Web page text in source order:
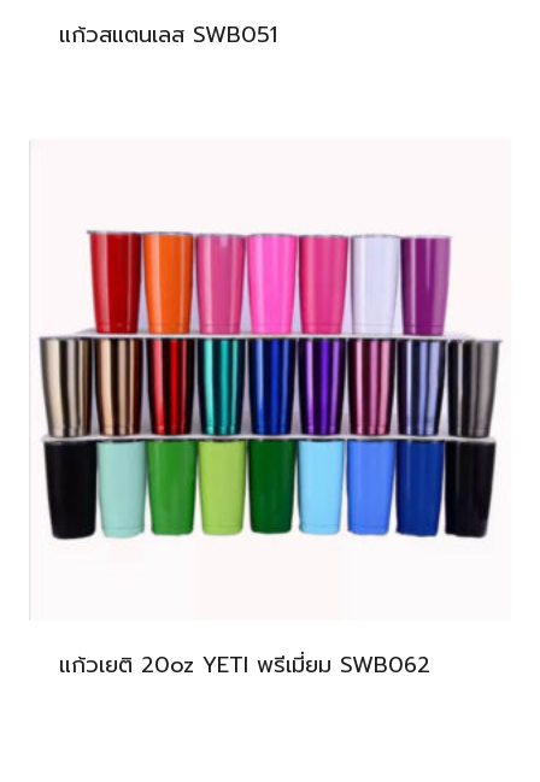
แก้วสแตนเลส SWB051
แก้วเยติ 20oz YETI พรีเมี่ยม SWB062